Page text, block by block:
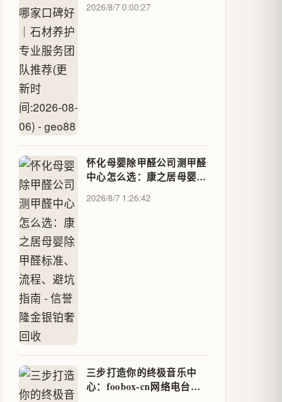
06) - geo88
2026/8/7 0:00:27
怀化母婴除甲醛公司测甲醛
中心怎么选：康之居母婴除
- 信誉隆金银铂奢回收
2026/8/7 1:26:42
三步打造你的终极音乐中
心：foobox-cn网络电台功